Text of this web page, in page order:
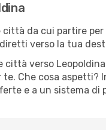
da cui partire
verso la tua
verso
Che cosa aspetti?
e a un sistema